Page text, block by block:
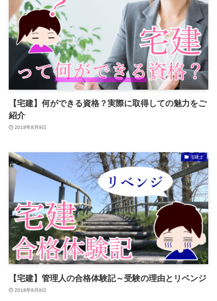
【宅建】何ができる資格？実際に取得しての魅力をご
紹介
2018年8月9日
宅建士
【宅建】管理人の合格体験記～受験の理由とリベンジ
2018年8月9日